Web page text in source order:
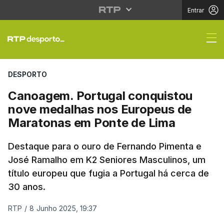
Entrar
Canoagem. Portugal
DESPORTO
Canoagem. Portugal conquistou
nove medalhas nos Europeus de
Maratonas em Ponte de Lima
Destaque para o ouro de Fernando Pimenta e
José Ramalho em K2 Seniores Masculinos, um
título europeu que fugia a Portugal há cerca de
30 anos.
RTP / 8 Junho 2025, 19:37